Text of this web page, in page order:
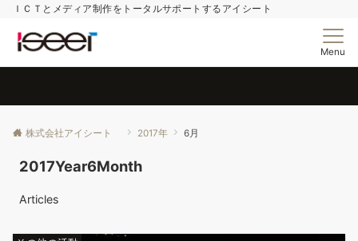
ＩＣＴとメディア制作をトータルサポートするアイシート
Menu
株式会社アイシート 2017年 6月
2017Year6Month
Articles